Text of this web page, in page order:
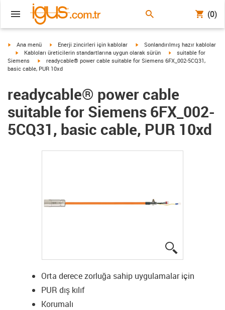
(0)
igus-icon-arrow-right
Ana menü igus-icon-arrow-right
Enerji zincirleri için kablolar igus-icon-arrow-right
Sonlandırılmış hazır kablolar
igus-icon-arrow-right
Kabloları üreticilerin standartlarına uygun olarak sürün igus-icon-arrow-right
suitable for
Siemens
igus-icon-arrow-right
readycable® power cable suitable for Siemens 6FX_002-5CQ31,
basic cable, PUR 10xd
readycable® power cable
suitable for Siemens 6FX_002-
5CQ31, basic cable, PUR 10xd
Orta derece zorluğa sahip uygulamalar için
PUR dış kılıf
Korumalı